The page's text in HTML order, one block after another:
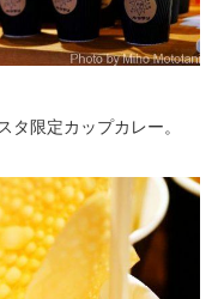
タ限定カップカレー。